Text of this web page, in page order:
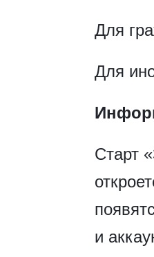
Для
Для
Старт
и